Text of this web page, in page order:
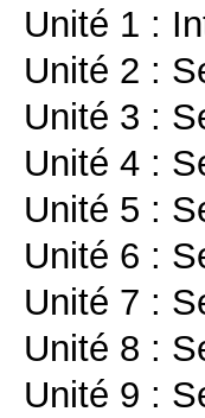
Unité 1 :
Unité 2 :
Unité 3 :
Unité 4 :
Unité 5 :
Unité 6 :
Unité 7 :
Unité 8 :
Unité 9 :